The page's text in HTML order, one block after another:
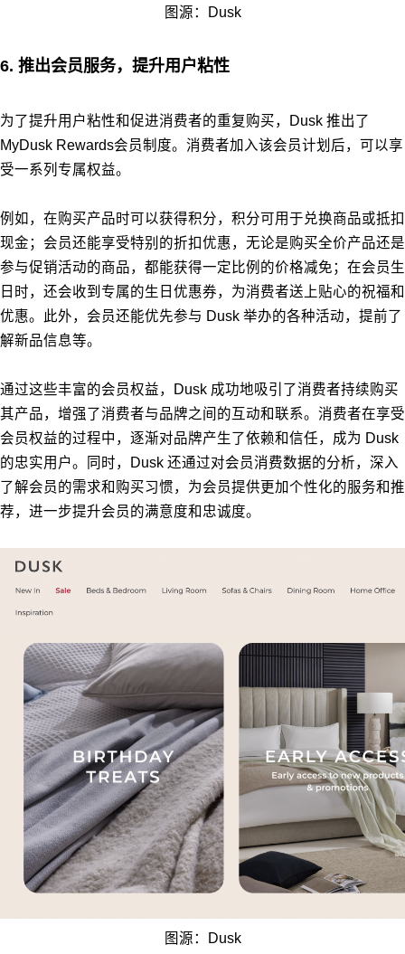
图源：Dusk
6. 推出会员服务，提升用户粘性
为了提升用户粘性和促进消费者的重复购买，Dusk 推出了
MyDusk Rewards会员制度。消费者加入该会员计划后，可以享
受一系列专属权益。
例如，在购买产品时可以获得积分，积分可用于兑换商品或抵扣
现金；会员还能享受特别的折扣优惠，无论是购买全价产品还是
参与促销活动的商品，都能获得一定比例的价格减免；在会员生
日时，还会收到专属的生日优惠券，为消费者送上贴心的祝福和
优惠。此外，会员还能优先参与 Dusk 举办的各种活动，提前了
解新品信息等。
通过这些丰富的会员权益，Dusk 成功地吸引了消费者持续购买
其产品，增强了消费者与品牌之间的互动和联系。消费者在享受
会员权益的过程中，逐渐对品牌产生了依赖和信任，成为 Dusk
的忠实用户。同时，Dusk 还通过对会员消费数据的分析，深入
了解会员的需求和购买习惯，为会员提供更加个性化的服务和推
荐，进一步提升会员的满意度和忠诚度。
图源：Dusk